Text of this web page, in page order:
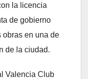
la licencia
de gobierno
obras en una de
de la ciudad.
Valencia Club